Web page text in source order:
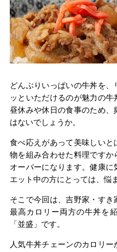
どんぶりいっぱいの牛丼を
ッといただけるのが魅力の
昼休みや休日の食事のため
はないでしょうか。
食べ応えがあって美味しい
物を組み合わせた料理ですか
オーバーになります。健康に
エット中の方にとっては、悩
そこで今回は、吉野家・すき
最高カロリー両方の牛丼を
「並盛」です。
人気牛丼チェーンのカロリ